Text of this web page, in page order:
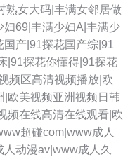
熟女大码|丰满女邻居做
妇69|丰满少妇A|丰满少
产|91探花国产综|91
|91探花你懂得|91探花
频区高清视频播放|欧
|欧美视频亚洲视频日韩
频在线高清在线观看|欧
超碰com|www成人
动漫av|www成人久